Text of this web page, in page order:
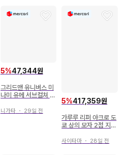
5%47,344원
그리드맨 유니버스 미
나미 유메 서브컬쳐 패
니가타・ 29일 전
5%417,359원
가루루 리퍼 아크로 도
쿄 상의 모자 2점 지뢰
사이타마 ・ 28일 전